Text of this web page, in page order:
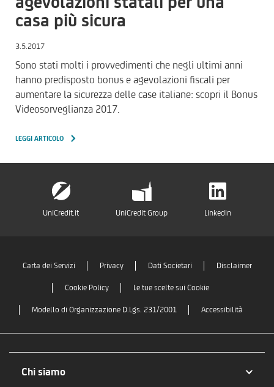
casa più sicura
3.5.2017
Sono stati molti i provvedimenti che negli ultimi anni
hanno predisposto bonus e agevolazioni fiscali per
aumentare la sicurezza delle case italiane: scopri il Bonus
Videosorveglianza 2017.
LEGGI ARTICOLO
UniCredit.it UniCredit Group LinkedIn
Carta dei Servizi Privacy Dati Societari Disclaimer
Cookie Policy Le tue scelte sui Cookie
Modello di Organizzazione D.Lgs. 231/2001 Accessibilità
Chi siamo